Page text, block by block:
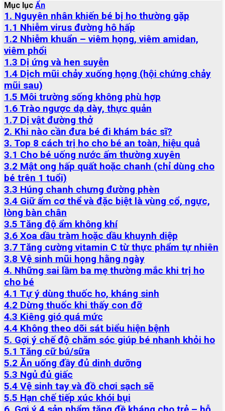
Mục lục Ẩn
1. Nguyên nhân khiến bé bị ho thường gặp
1.1 Nhiễm virus đường hô hấp
1.2 Nhiễm khuẩn – viêm họng, viêm amidan,
viêm phổi
1.3 Dị ứng và hen suyễn
1.4 Dịch mũi chảy xuống họng (hội chứng chảy
mũi sau)
1.5 Môi trường sống không phù hợp
1.6 Trào ngược dạ dày, thực quản
1.7 Dị vật đường thở
2. Khi nào cần đưa bé đi khám bác sĩ?
3. Top 8 cách trị ho cho bé an toàn, hiệu quả
3.1 Cho bé uống nước ấm thường xuyên
3.2 Mật ong hấp quất hoặc chanh (chỉ dùng cho
bé trên 1 tuổi)
3.3 Húng chanh chưng đường phèn
3.4 Giữ ấm cơ thể và đặc biệt là vùng cổ, ngực,
lòng bàn chân
3.5 Tăng độ ẩm không khí
3.6 Xoa dầu tràm hoặc dầu khuynh diệp
3.7 Tăng cường vitamin C từ thực phẩm tự nhiên
3.8 Vệ sinh mũi họng hằng ngày
4. Những sai lầm ba mẹ thường mắc khi trị ho
cho bé
4.1 Tự ý dùng thuốc ho, kháng sinh
4.2 Dừng thuốc khi thấy con đỡ
4.3 Kiêng gió quá mức
4.4 Không theo dõi sát biểu hiện bệnh
5. Gợi ý chế độ chăm sóc giúp bé nhanh khỏi ho
5.1 Tăng cữ bú/sữa
5.2 Ăn uống đầy đủ dinh dưỡng
5.3 Ngủ đủ giấc
5.4 Vệ sinh tay và đồ chơi sạch sẽ
5.5 Hạn chế tiếp xúc khói bụi